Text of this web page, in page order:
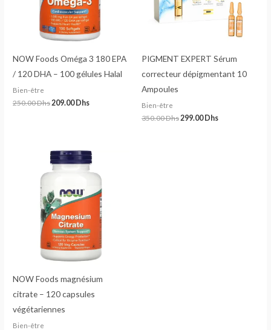
NOW Foods Oméga 3 180 EPA
/ 120 DHA – 100 gélules Halal
Bien-être
250.00Dhs 209.00Dhs
PIGMENT EXPERT Sérum
correcteur dépigmentant 10
Ampoules
Bien-être
350.00Dhs 299.00Dhs
NOW Foods magnésium
citrate – 120 capsules
végétariennes
Bien-être